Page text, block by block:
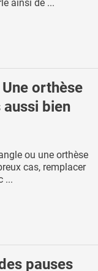
ainsi de ...
Une orthèse
bien
ou une orthèse
cas, remplacer
...
pauses